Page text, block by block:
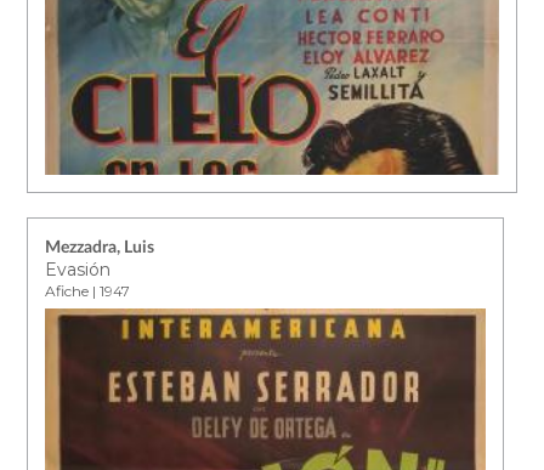
Mezzadra, Luis
Evasión
Afiche | 1947